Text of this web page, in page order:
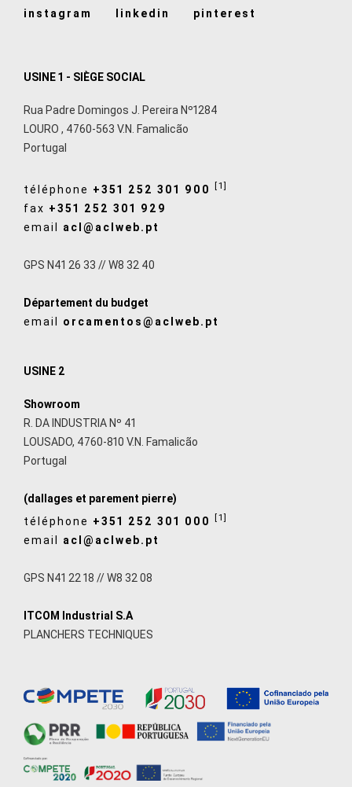
instagram
linkedin pinterest
USINE 1 - SIÈGE SOCIAL
Rua Padre Domingos J. Pereira Nº1284
LOURO , 4760-563 V.N. Famalicão
Portugal
téléphone +351 252 301 900 [1]
fax +351 252 301 929
email acl@aclweb.pt
GPS N41 26 33 // W8 32 40
Département du budget
email orcamentos@aclweb.pt
USINE 2
Showroom
R. DA INDUSTRIA Nº 41
LOUSADO, 4760-810 V.N. Famalicão
Portugal
(dallages et parement pierre)
téléphone +351 252 301 000 [1]
email acl@aclweb.pt
GPS N41 22 18 // W8 32 08
ITCOM Industrial S.A
PLANCHERS TECHNIQUES